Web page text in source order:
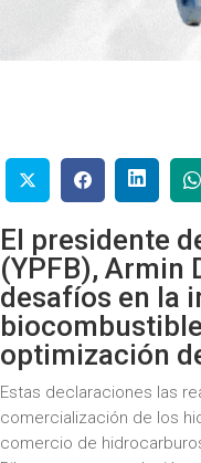
El presidente
(YPFB), Armin
desafíos en la
optimización
Estas declaraciones las
comercialización de los
comercio de